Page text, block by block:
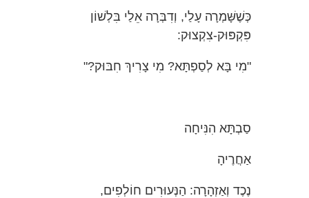
כְּשֶׁשָּׁמְרָה עָלַי, וְדִבְּרָה אֵלַי בִּלְשׁוֹן
פִּקְפּוּק-צִקְצוּק:
"מִי בָּא לְסַפְתָּא? מִי צָרִיךְ חִבּוּק?"
סַבְתָּא הִנִּיחָה
אַחֲרֶיהָ
נֶכֶד וְאַזְהָרָה: הַנְּעוּרִים חוֹלְפִים,